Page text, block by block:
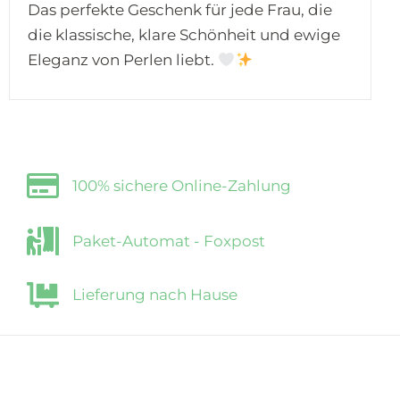
Das perfekte Geschenk für jede Frau, die
die klassische, klare Schönheit und ewige
Eleganz von Perlen liebt.
100% sichere Online-Zahlung
Paket-Automat - Foxpost
Lieferung nach Hause